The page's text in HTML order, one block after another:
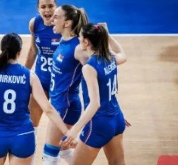
e
V
e
s